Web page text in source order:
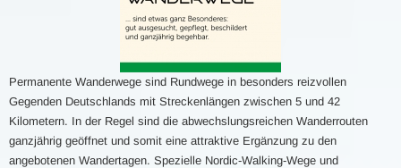
Permanente Wanderwege sind Rundwege in besonders reizvollen
Gegenden Deutschlands mit Streckenlängen zwischen 5 und 42
Kilometern. In der Regel sind die abwechslungsreichen Wanderrouten
ganzjährig geöffnet und somit eine attraktive Ergänzung zu den
angebotenen Wandertagen. Spezielle Nordic-Walking-Wege und